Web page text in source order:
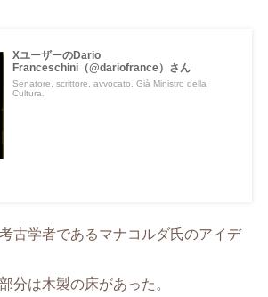
XユーザーのDario
Franceschini（@dariofrance）さん
Senatore, scrittore, avvocato. Già Ministro della
Cultura.
古学者であるマナコルダ氏のアイデ
分は木製の床があった。